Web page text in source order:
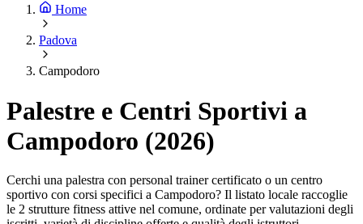
Home
Padova
Campodoro
Palestre e Centri Sportivi a
Campodoro (2026)
Cerchi una palestra con personal trainer certificato o un centro
sportivo con corsi specifici a Campodoro? Il listato locale raccoglie
le 2 strutture fitness attive nel comune, ordinate per valutazioni degli